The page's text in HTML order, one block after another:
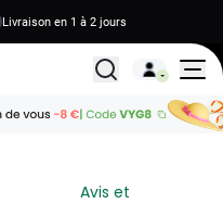
Livraison en 1 à 2 jours
Tous les
Avis et